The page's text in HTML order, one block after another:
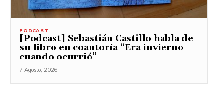
PODCAST
[Podcast] Sebastián Castillo habla de
su libro en coautoría “Era invierno
cuando ocurrió”
7 Agosto, 2026